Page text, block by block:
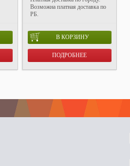
Возможна платная доставка по
РБ.
В КОРЗИНУ
ПОДРОБНЕЕ